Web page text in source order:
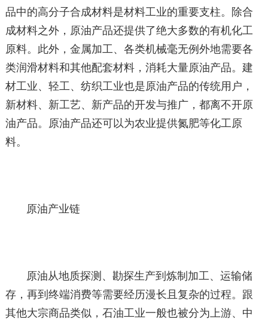
品中的高分子合成材料是材料工业的重要支柱。除合
成材料之外，原油产品还提供了绝大多数的有机化工
原料。此外，金属加工、各类机械毫无例外地需要各
类润滑材料和其他配套材料，消耗大量原油产品。建
材工业、轻工、纺织工业也是原油产品的传统用户，
新材料、新工艺、新产品的开发与推广，都离不开原
油产品。原油产品还可以为农业提供氮肥等化工原
料。
原油产业链
原油从地质探测、勘探生产到炼制加工、运输储
存，再到终端消费等需要经历漫长且复杂的过程。跟
其他大宗商品类似，石油工业一般也被分为上游、中